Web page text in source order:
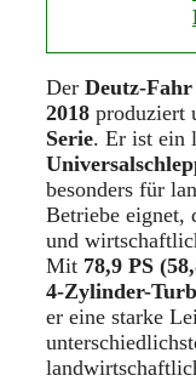
Der Deutz-Fahr
2018 produziert
Serie. Er ist ein
besonders für
Betriebe eignet,
und
Mit 78,9 PS
4-Zylinder-
er eine starke